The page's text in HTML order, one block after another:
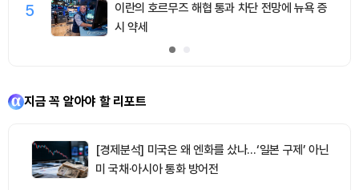
5
이란의 호르무즈 해협 통과 차단 전망에 뉴욕 증
시 약세
지금 꼭 알아야 할 리포트
[경제분석] 미국은 왜 엔화를 샀나…‘일본 구제’ 아닌
미 국채·아시아 통화 방어전